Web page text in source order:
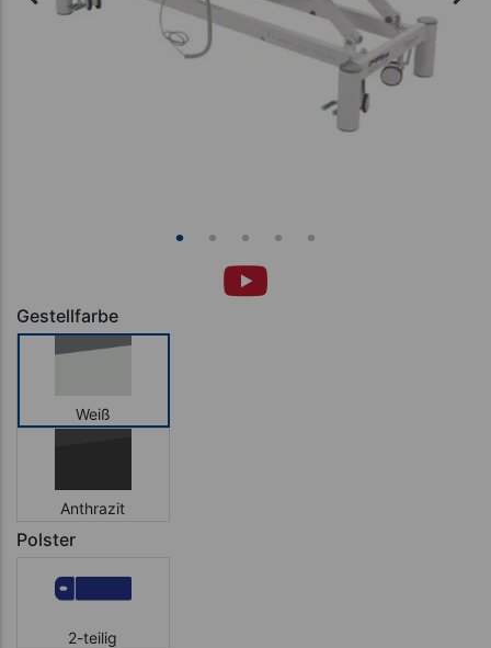
Gestellfarbe
Weiß
Anthrazit
Polster
2-teilig